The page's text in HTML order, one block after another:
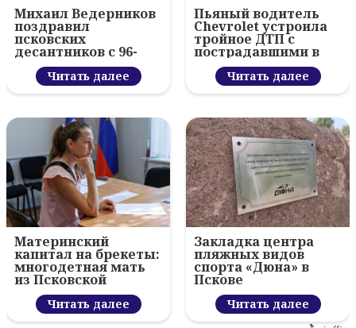
Михаил Ведерников
поздравил
псковских
десантников с 96-
летием ВДВ и
вручил награды
Читать далее
Пьяный водитель
Chevrolet устроила
тройное ДТП с
пострадавшими в
Пскове
Читать далее
Материнский
капитал на брекеты:
многодетная мать
из Псковской
области попросила
расширить
возможности
Читать далее
Закладка центра
пляжных видов
спорта «Дюна» в
Пскове
Читать далее